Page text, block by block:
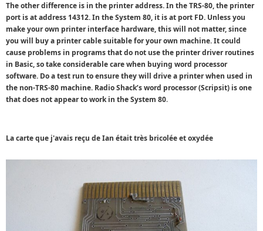
The other difference is in the printer address. In the TRS-80, the printer
port is at address 14312. In the System 80, it is at port FD. Unless you
make your own printer interface hardware, this will not matter, since
you will buy a printer cable suitable for your own machine. It could
cause problems in programs that do not use the printer driver routines
in Basic, so take considerable care when buying word processor
software. Do a test run to ensure they will drive a printer when used in
the non-TRS-80 machine. Radio Shack’s word processor (Scripsit) is one
that does not appear to work in the System 80.
La carte que j'avais reçu de Ian était très bricolée et oxydée